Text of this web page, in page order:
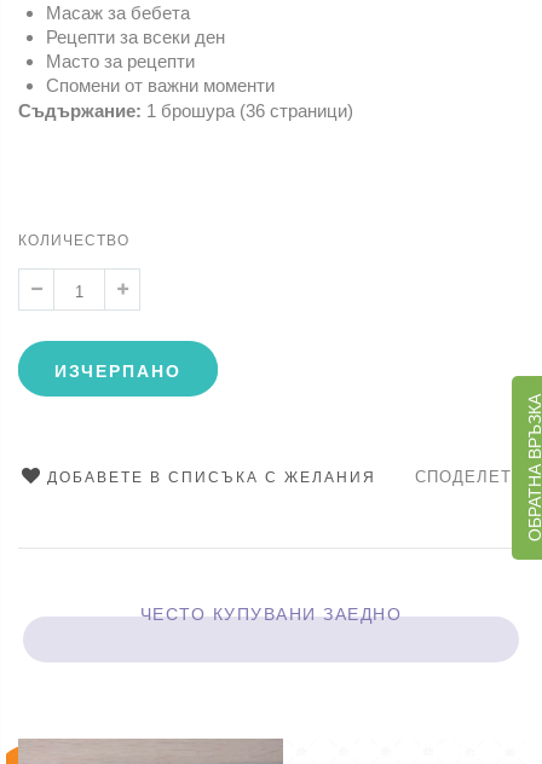
Масаж за бебета
Рецепти за всеки ден
Масто за рецепти
Спомени от важни моменти
Съдържание: 1 брошура (36 страници)
КОЛИЧЕСТВО
ИЗЧЕРПАНО
ДОБАВЕТЕ В СПИСЪКА С ЖЕЛАНИЯ СПОДЕЛЕТЕ
ЧЕСТО КУПУВАНИ ЗАЕДНО